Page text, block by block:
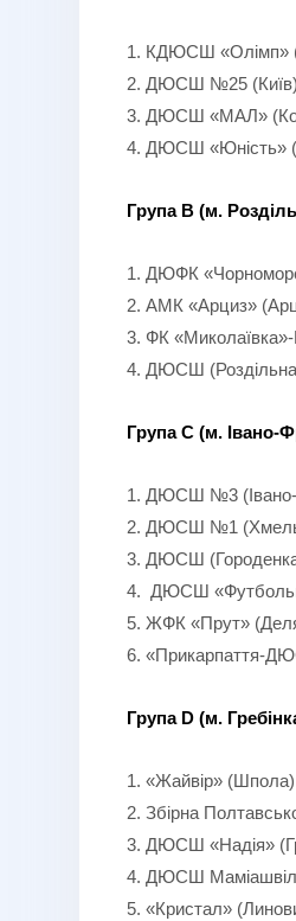
1. КДЮСШ «Олімп»
2. ДЮСШ №25 (Київ)
3. ДЮСШ «МАЛ»
4. ДЮСШ «Юність»
Група В (м.
1. ДЮФК
2. АМК «Арциз»
3. ФК
4. ДЮСШ
Група С (м. Івано-
1. ДЮСШ №3 (Івано-
2. ДЮСШ №1
3. ДЮСШ
4. ДЮСШ
5. ЖФК «Прут»
6. «Прикарпаття-
Група D (м.
1. «Жайвір» (Шпола)
2. Збірна
3. ДЮСШ «Надія»
4. ДЮСШ
5. «Кристал»